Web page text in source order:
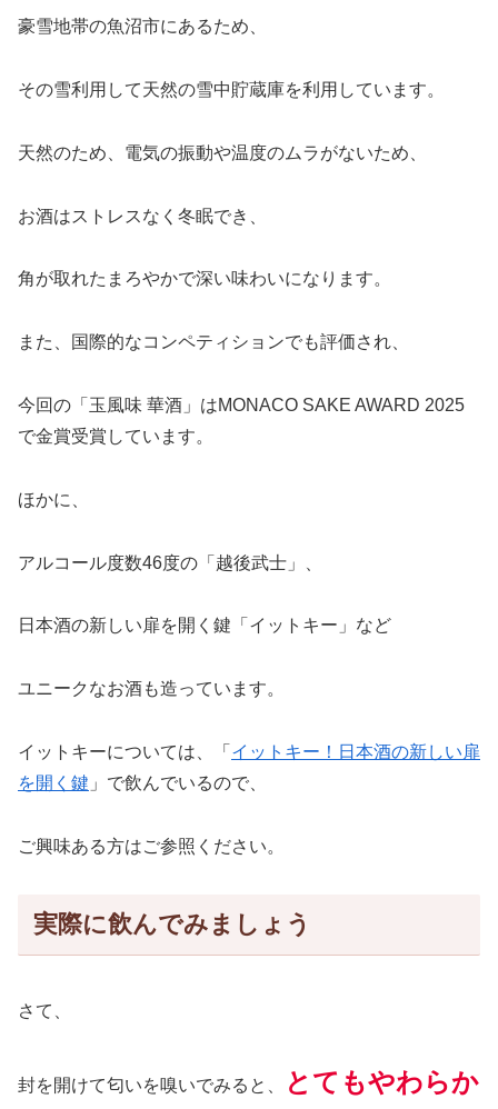
豪雪地帯の魚沼市にあるため、
その雪利用して天然の雪中貯蔵庫を利用しています。
天然のため、電気の振動や温度のムラがないため、
お酒はストレスなく冬眠でき、
角が取れたまろやかで深い味わいになります。
また、国際的なコンペティションでも評価され、
今回の「玉風味 華酒」はMONACO SAKE AWARD 2025
で金賞受賞しています。
ほかに、
アルコール度数46度の「越後武士」、
日本酒の新しい扉を開く鍵「イットキー」など
ユニークなお酒も造っています。
イットキーについては、「 イットキー！日本酒の新しい扉
を開く鍵 」で飲んでいるので、
ご興味ある方はご参照ください。
実際に飲んでみましょう
さて、
封を開けて匂いを嗅いでみる と 、 とてもやわらか